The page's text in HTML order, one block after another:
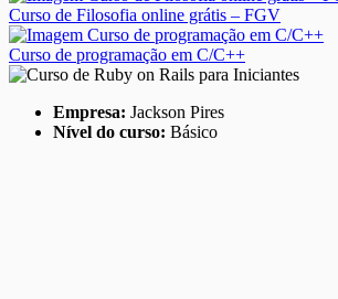
Curso de Filosofia online grátis – FGV
Curso de programação em C/C++
Empresa: Jackson Pires
Nível do curso: Básico